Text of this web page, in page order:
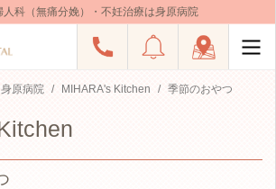
人科（無痛分娩）・不妊治療は身原病院
原病院 MIHARA's Kitchen 季節のおやつ